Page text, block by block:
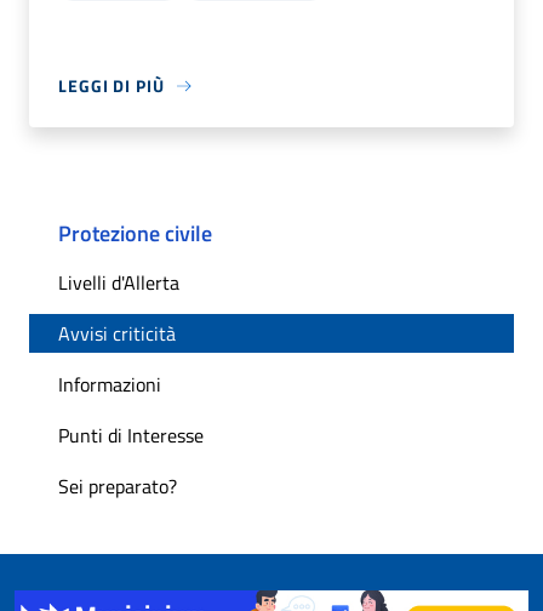
LEGGI DI PIÙ
Protezione civile
Livelli d'Allerta
Avvisi criticità
Informazioni
Punti di Interesse
Sei preparato?